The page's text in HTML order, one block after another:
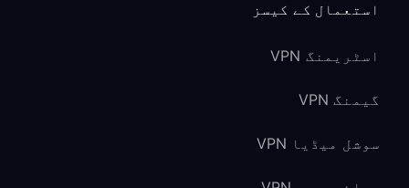
استعمال کے کیسز
اسٹریمنگ VPN
گیمنگ VPN
سوشل میڈیا VPN